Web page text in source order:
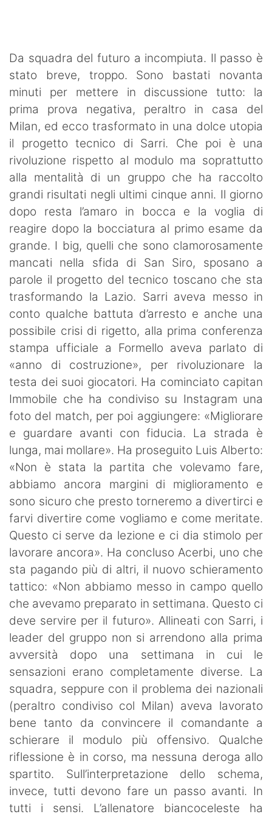
SHOP LAZIO
Contatti
Da squadra del futuro a incompiuta. Il passo è
stato breve, troppo. Sono bastati novanta
minuti per mettere in discussione tutto: la
prima prova negativa, peraltro in casa del
Milan, ed ecco trasformato in una dolce utopia
il progetto tecnico di Sarri. Che poi è una
rivoluzione rispetto al modulo ma soprattutto
alla mentalità di un gruppo che ha raccolto
grandi risultati negli ultimi cinque anni. Il giorno
dopo resta l’amaro in bocca e la voglia di
reagire dopo la bocciatura al primo esame da
grande. I big, quelli che sono clamorosamente
mancati nella sfida di San Siro, sposano a
parole il progetto del tecnico toscano che sta
trasformando la Lazio. Sarri aveva messo in
conto qualche battuta d’arresto e anche una
possibile crisi di rigetto, alla prima conferenza
stampa ufficiale a Formello aveva parlato di
«anno di costruzione», per rivoluzionare la
testa dei suoi giocatori. Ha cominciato capitan
Immobile che ha condiviso su Instagram una
foto del match, per poi aggiungere: «Migliorare
e guardare avanti con fiducia. La strada è
lunga, mai mollare». Ha proseguito Luis Alberto:
«Non è stata la partita che volevamo fare,
abbiamo ancora margini di miglioramento e
sono sicuro che presto torneremo a divertirci e
farvi divertire come vogliamo e come meritate.
Questo ci serve da lezione e ci dia stimolo per
lavorare ancora». Ha concluso Acerbi, uno che
sta pagando più di altri, il nuovo schieramento
tattico: «Non abbiamo messo in campo quello
che avevamo preparato in settimana. Questo ci
deve servire per il futuro». Allineati con Sarri, i
leader del gruppo non si arrendono alla prima
avversità dopo una settimana in cui le
sensazioni erano completamente diverse. La
squadra, seppure con il problema dei nazionali
(peraltro condiviso col Milan) aveva lavorato
bene tanto da convincere il comandante a
schierare il modulo più offensivo. Qualche
riflessione è in corso, ma nessuna deroga allo
spartito. Sull’interpretazione dello schema,
invece, tutti devono fare un passo avanti. In
tutti i sensi. L’allenatore biancoceleste ha